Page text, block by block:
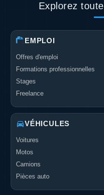
Explorez
EMPLOI
Offres d'emploi
Formations professionnelles
Stages
Freelance
VÉHICULES
Voitures
Motos
Camions
Pièces auto